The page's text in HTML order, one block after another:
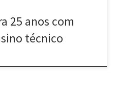
25 anos com
técnico